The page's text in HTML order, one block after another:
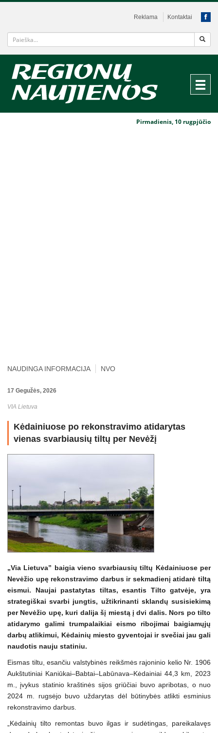
Reklama Kontaktai
Pirmadienis, 10 rugpjūčio
NAUDINGA INFORMACIJA NVO
17 Gegužės, 2026
VIA Lietuva
Kėdainiuose po rekonstravimo atidarytas
vienas svarbiausių tiltų per Nevėžį
„Via Lietuva” baigia vieno svarbiausių tiltų Kėdainiuose per
Nevėžio upę rekonstravimo darbus ir sekmadienį atidarė tiltą
eismui. Naujai pastatytas tiltas, esantis Tilto gatvėje, yra
strategiškai svarbi jungtis, užtikrinanti sklandų susisiekimą
per Nevėžio upę, kuri dalija šį miestą į dvi dalis. Nors po tilto
atidarymo galimi trumpalaikiai eismo ribojimai baigiamųjų
darbų atlikimui, Kėdainių miesto gyventojai ir svečiai jau gali
naudotis nauju statiniu.
Eismas tiltu, esančiu valstybinės reikšmės rajoninio kelio Nr. 1906
Aukštutiniai Kaniūkai–Babtai–Labūnava–Kėdainiai 44,3 km, 2023
m., įvykus statinio kraštinės sijos griūčiai buvo apribotas, o nuo
2024 m. rugsėjo buvo uždarytas dėl būtinybės atlikti esminius
rekonstravimo darbus.
„Kėdainių tilto remontas buvo ilgas ir sudėtingas, pareikalavęs